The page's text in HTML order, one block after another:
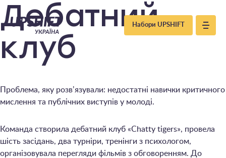
Upshift
–
Україна
Набори UPSHIFT
Дебатний
клуб
Проблема, яку розвʼязували: недостатні навички критичного
мислення та публічних виступів у молоді.
Команда створила дебатний клуб «Chatty tigers», провела
шість засідань, два турніри, тренінги з психологом,
організовувала перегляди фільмів з обговоренням. До